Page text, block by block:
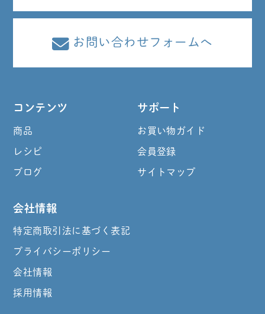
お問い合わせフォームへ
コンテンツ
商品
レシピ
ブログ
サポート
お買い物ガイド
会員登録
サイトマップ
会社情報
特定商取引法に基づく表記
プライバシーポリシー
会社情報
採用情報